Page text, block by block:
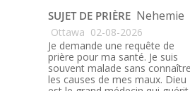
SUJET DE PRIÈRE Nehemie
Ottawa 02-08-2026
Je demande une requête de
prière pour ma santé. Je suis
souvent malade sans connaître
les causes de mes maux. Dieu